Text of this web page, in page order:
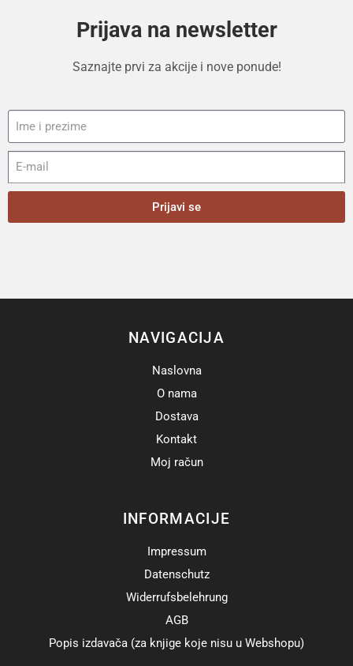
Prijava na newsletter
Saznajte prvi za akcije i nove ponude!
Prijavi se
NAVIGACIJA
Naslovna
O nama
Dostava
Kontakt
Moj račun
INFORMACIJE
Impressum
Datenschutz
Widerrufsbelehrung
AGB
Popis izdavača (za knjige koje nisu u Webshopu)